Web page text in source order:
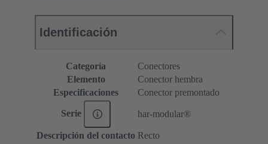
Identificación
Categoría
Conectores
Elemento
Conector hembra
Especificaciones
Conector premontado
Serie har-modular®
Descripción del contacto Recto